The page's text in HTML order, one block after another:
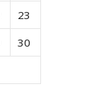
23
30